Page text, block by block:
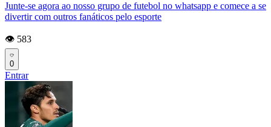
Junte-se agora ao nosso grupo de futebol no whatsapp e comece a se
divertir com outros fanáticos pelo esporte
👁️ 583
0
Entrar